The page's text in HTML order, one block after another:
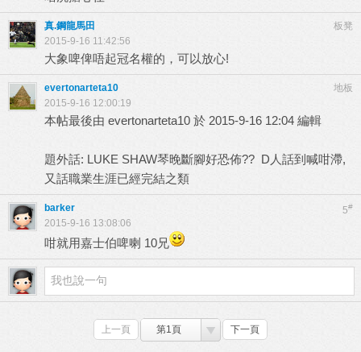
板凳
真.鋼龍馬田
2015-9-16 11:42:56
大象啤俾唔起冠名權的，可以放心!
地板
evertonarteta10
2015-9-16 12:00:19
本帖最後由 evertonarteta10 於 2015-9-16 12:04 編輯
題外話: LUKE SHAW琴晚斷腳好恐佈?? D人話到喊咁滯,
又話職業生涯已經完結之類
5#
barker
2015-9-16 13:08:06
咁就用嘉士伯啤喇 10兄
上一頁 第1頁 下一頁